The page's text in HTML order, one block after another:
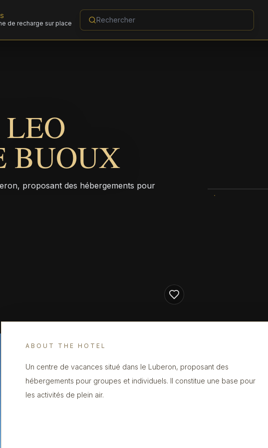
de recharge sur place
BUOUX
proposant des hébergements pour
ABOUT THE HOTEL
Un centre de vacances situé dans le Luberon, proposant des
hébergements pour groupes et individuels. Il constitue une base pour
les activités de plein air.